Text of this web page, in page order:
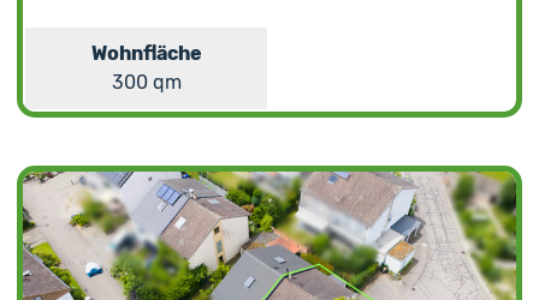
Wohnfläche
300 qm